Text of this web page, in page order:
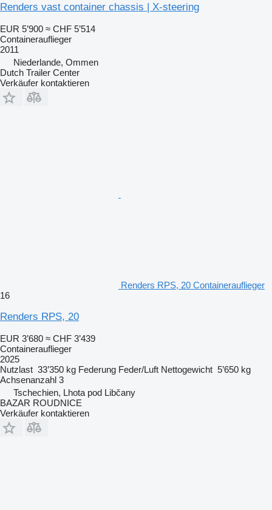
Renders vast container chassis | X-steering
EUR 5’900 ≈ CHF 5’514
Containerauflieger
2011
Niederlande, Ommen
Dutch Trailer Center
Verkäufer kontaktieren
Renders RPS, 20 Containerauflieger
16
Renders RPS, 20
EUR 3’680 ≈ CHF 3’439
Containerauflieger
2025
Nutzlast 33’350 kg Federung Feder/Luft Nettogewicht 5’650 kg
Achsenanzahl 3
Tschechien, Lhota pod Libčany
BAZAR ROUDNICE
Verkäufer kontaktieren